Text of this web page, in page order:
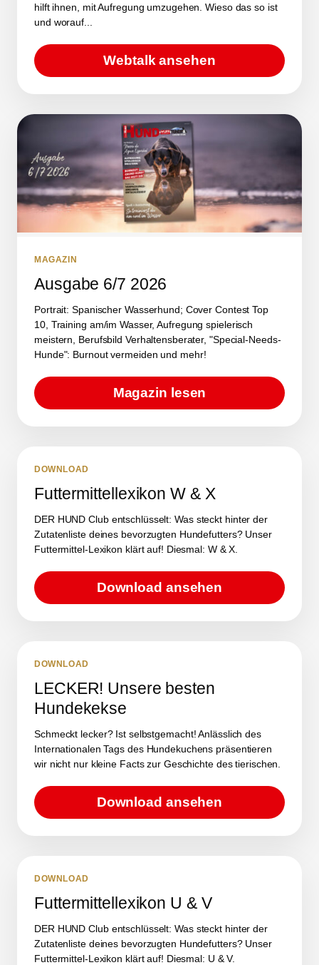
hilft ihnen, mit Aufregung umzugehen. Wieso das so ist
und worauf...
Webtalk ansehen
MAGAZIN
Ausgabe 6/7 2026
Portrait: Spanischer Wasserhund; Cover Contest Top
10, Training am/im Wasser, Aufregung spielerisch
meistern, Berufsbild Verhaltensberater, "Special-Needs-
Hunde": Burnout vermeiden und mehr!
Magazin lesen
DOWNLOAD
Futtermittellexikon W & X
DER HUND Club entschlüsselt: Was steckt hinter der
Zutatenliste deines bevorzugten Hundefutters? Unser
Futtermittel-Lexikon klärt auf! Diesmal: W & X.
Download ansehen
DOWNLOAD
LECKER! Unsere besten
Hundekekse
Schmeckt lecker? Ist selbstgemacht! Anlässlich des
Internationalen Tags des Hundekuchens präsentieren
wir nicht nur kleine Facts zur Geschichte des tierischen.
Download ansehen
DOWNLOAD
Futtermittellexikon U & V
DER HUND Club entschlüsselt: Was steckt hinter der
Zutatenliste deines bevorzugten Hundefutters? Unser
Futtermittel-Lexikon klärt auf! Diesmal: U & V.